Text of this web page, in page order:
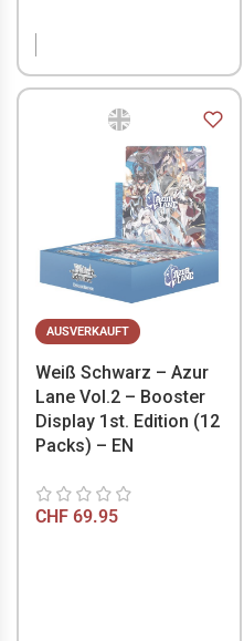
AUSVERKAUFT
Weiß Schwarz – Azur
Lane Vol.2 – Booster
Display 1st. Edition (12
Packs) – EN
CHF 69.95